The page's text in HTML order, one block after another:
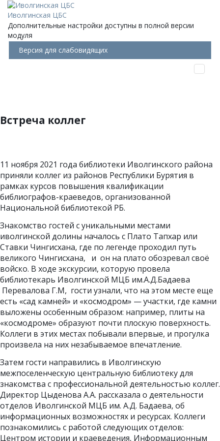
Иволгинская ЦБС
Дополнительные настройки доступны в полной версии
модуля
Версия для слабовидящих
Встреча коллег
11 ноября 2021 года библиотеки Иволгинского района
приняли коллег из районов Республики Бурятия в
рамках курсов повышения квалификации
библиографов-краеведов, организованной
Национальной библиотекой РБ.
Знакомство гостей с уникальными местами
иволгинской долины началось с Плато Тапхар или
Ставки Чингисхана, где по легенде проходил путь
великого Чингисхана, и он на плато обозревал своё
войско. В ходе экскурсии, которую провела
библиотекарь Иволгинской МЦБ им.А.Д.Бадаева
Перевалова Г.М, гости узнали, что на этом месте еще
есть «сад камней» и «космодром» — участки, где камни
выложены особенным образом: например, плиты на
«космодроме» образуют почти плоскую поверхность.
Коллеги в этих местах побывали впервые, и прогулка
произвела на них незабываемое впечатление.
Затем гости направились в Иволгинскую
межпоселенческую центральную библиотеку для
знакомства с профессиональной деятельностью коллег.
Директор Цыденова А.А. рассказала о деятельности
отделов Иволгинской МЦБ им. А.Д. Бадаева, об
информационных возможностях и ресурсах. Коллеги
познакомились с работой следующих отделов:
Центром истории и краеведения, Информационным